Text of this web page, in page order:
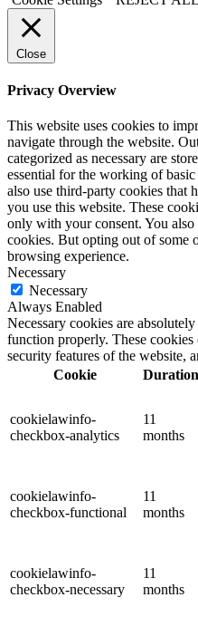
Close
Privacy Overview
This website uses cookies to
navigate through the website.
categorized as necessary are
essential for the working of
also use third-party cookies that
you use this website. These
only with your consent. You
cookies. But opting out of some
browsing experience.
Necessary
Necessary
Always Enabled
Necessary cookies are
function properly. These
security features of the website,
Cookie
Duration
cookielawinfo-
checkbox-analytics
11
months
cookielawinfo-
checkbox-functional
11
months
cookielawinfo-
checkbox-necessary
11
months